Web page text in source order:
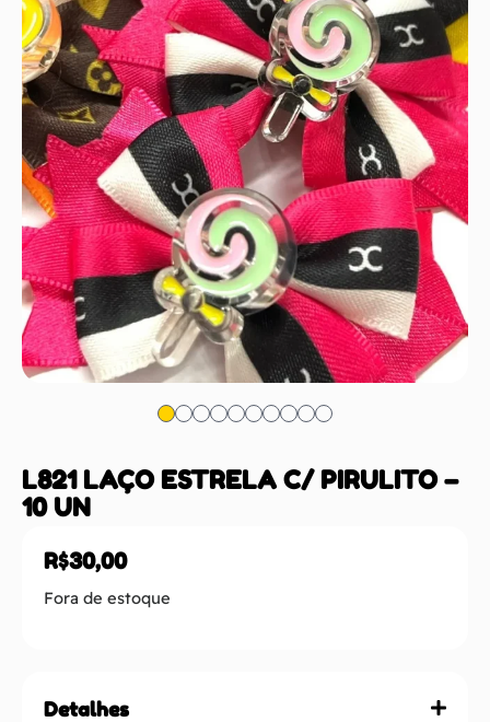
L821 LAÇO ESTRELA C/ PIRULITO –
10 UN
R$30,00
Fora de estoque
Detalhes